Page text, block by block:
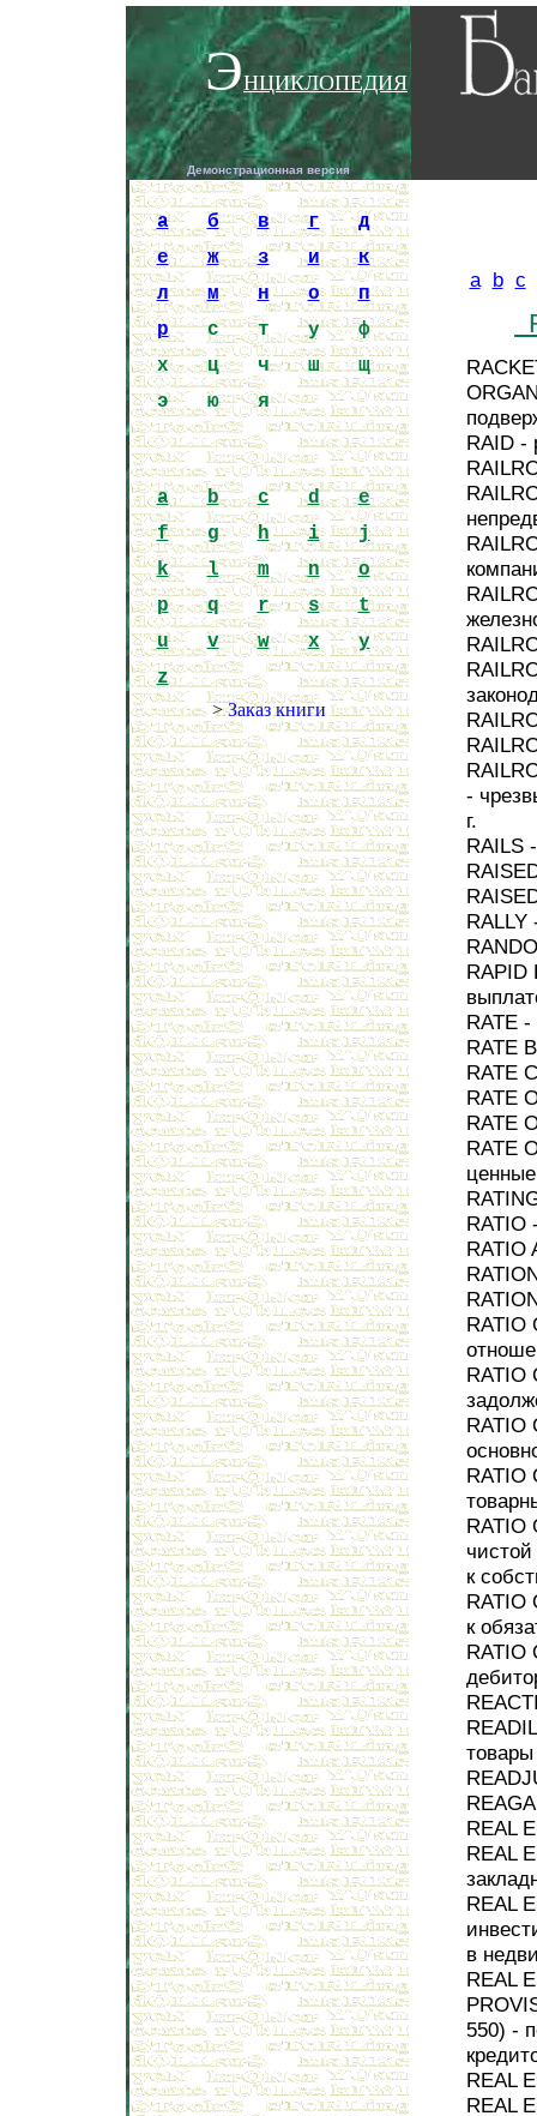
ЭНЦИКЛОПЕДИЯ
Демонстрационная версия
a б в г
д
е
ж з и
к
л
м н о
п
р
с т у
ф
х
ц ч ш
щ
э
ю я
a b c d
e
f
g h i
j
k
l m n
o
p
q r s
t
u
v w x
y
z
>Заказ книги
a b c
RAID -
-
г.
RAILS
RALLY
RAPID
RATE -
RATE
RATE
RATE
RATE
RATE
RATIO
RATIO
RATIO
RATIO
RATIO
RATIO
RATIO
к
RATIO
к
RATIO
REAL
REAL
REAL
в
REAL
550) -
REAL
REAL